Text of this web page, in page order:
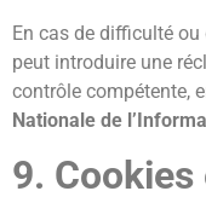
En cas de difficulté
peut introduire une
contrôle compétente,
Nationale de
9.